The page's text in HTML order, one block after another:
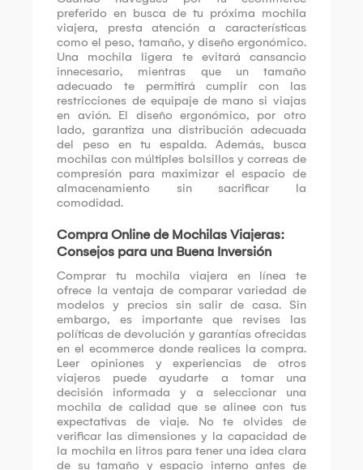
preferido en busca de tu próxima mochila
viajera, presta atención a características
como el peso, tamaño, y diseño ergonómico.
Una mochila ligera te evitará cansancio
innecesario, mientras que un tamaño
adecuado te permitirá cumplir con las
restricciones de equipaje de mano si viajas
en avión. El diseño ergonómico, por otro
lado, garantiza una distribución adecuada
del peso en tu espalda. Además, busca
mochilas con múltiples bolsillos y correas de
compresión para maximizar el espacio de
almacenamiento sin sacrificar la
comodidad.
Compra Online de Mochilas Viajeras:
Consejos para una Buena Inversión
Comprar tu mochila viajera en línea te
ofrece la ventaja de comparar variedad de
modelos y precios sin salir de casa. Sin
embargo, es importante que revises las
políticas de devolución y garantías ofrecidas
en el ecommerce donde realices la compra.
Leer opiniones y experiencias de otros
viajeros puede ayudarte a tomar una
decisión informada y a seleccionar una
mochila de calidad que se alinee con tus
expectativas de viaje. No te olvides de
verificar las dimensiones y la capacidad de
la mochila en litros para tener una idea clara
de su tamaño y espacio interno antes de